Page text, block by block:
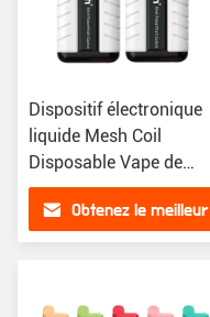
Dispositif électronique
liquide Mesh Coil
Disposable Vape de
cigarette d'E
Obtenez le meilleur